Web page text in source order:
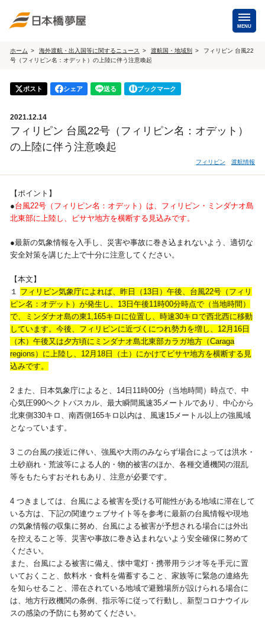
MENU
海外手配
海外航空券
商用・就労ビザ
ホテル・専用車・
通訳・ガイド
保険・Wi-Fiレンタル
海外手配トップ
航空券 ホテル・会議室
貸切バス・ハイヤー 通訳・ガイド
視察旅行・研修旅行
選ばれる理由 サービス内容
採用情報 企業情報
お問合わせ
ホーム 海外渡航・出入国等に関するニュース 渡航国・地域別
フィリピン 台風22
号（フィリピン名：オデット）の上陸に伴う注意喚起
ポスト シェア 送る ブックマーク
2021.12.14
フィリピン 台風22号（フィリピン名：オデット）
の上陸に伴う注意喚起
フィリピン 渡航情報
【ポイント】
●台風22号（フィリピン名：オデット）は、フィリピン・ミンダナオ島
北東部に上陸し、ビサヤ地方を横断する見込みです。
●最新の気象情報を入手し、災害や事故に巻き込まれないよう、適切な
安全対策を講じた上で十分に注意してください。
【本文】
１ フィリピン気象庁によれば、昨日（13日）午後、台風22号（フィリ
ピン名：オデット）が発生し、13日午後11時00分時点で（当地時間）
で、ミンダナオ島の東1,165キロに位置し、時速30キロで西北西に移動
しています。今後、フィリピンに近づくにつれ勢力を増し、12月16日
（木）午後又は夕方頃にミンダナオ島北東部カラガ地方（Caraga
regions）に上陸し、12月18日（土）にかけてビサヤ地方を横断する見
込みです。
2 また、日本気象庁によると、14日11時00分（当地時間）時点で、中
心気圧990ヘクトパスカル、最大瞬間風速35メートルであり、中心から
北東側330キロ、南西側165キロ以内は、風速15メートル以上の強風域
となっています。
3 この台風の接近に伴い、強風や大雨のみならず場合によっては洪水・
土砂崩れ・荒波等による人的・物的被害のほか、各種交通機関の混乱
等をもたらすおそれもあり、注意が必要です。
4 つきましては、台風による被害を受ける可能性がある地域に滞在して
いる方は、下記の関連ウェブサイト等を参考に最新の台風情報や現地
の気象情報の収集に努め、台風による被害が予想される場合には外出
を控えること等、災害や事故に巻き込まれないよう安全確保に努めて
ください。
また、台風による被害に備え、懐中電灯・携帯用ラジオ等を手元に置
いておくこと、飲料水・食料を備蓄すること、家族等に緊急の連絡先
を知らせること、滞在されている地域で避難場所が設けられる場合に
は、地方行政機関の条例、指示等に従って行動し、新型コロナウイル
スの感染の予防にも努めてください。